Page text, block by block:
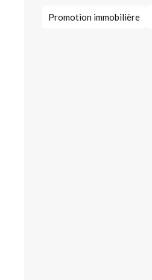
Promotion immobilière